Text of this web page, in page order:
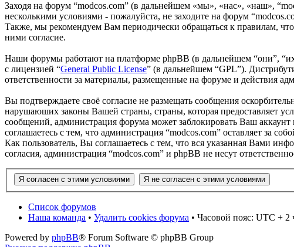
Заходя на форум “modcos.com” (в дальнейшем «мы», «нас», «наш»,
несколькими условиями - пожалуйста, не заходите на форум
Также, мы рекомендуем Вам периодически обращаться к правилам,
ними согласие.
Наши форумы работают на платформе phpBB (в дальнейшем “они”,
с лицензией “General Public License” (в дальнейшем “GPL”).
ответственности за материалы, размещенные на форуме и действия
Вы подтверждаете своё согласие не размещать сообщения
нарушаюших законы Вашей страны, страны, которая предоставляет
сообщений, администрация форума может заблокировать Ваш
соглашаетесь с тем, что администрация “modcos.com” оставляет за
Как пользователь, Вы соглашаетесь с тем, что вся указанная Вами
согласия, администрация “modcos.com” и phpBB не несут
Список форумов
Наша команда • Удалить cookies форума • Часовой пояс: UTC + 2
Powered by phpBB® Forum Software © phpBB Group